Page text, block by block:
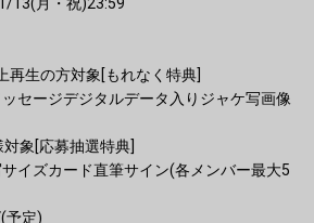
生の方対象[もれなく特典]
セージデジタルデータ入りジャケ写画像
象[応募抽選特典]
イズカード直筆サイン(各メンバー最大5
予定)